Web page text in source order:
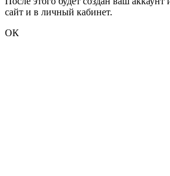
сайт и в личный кабинет.
ОК